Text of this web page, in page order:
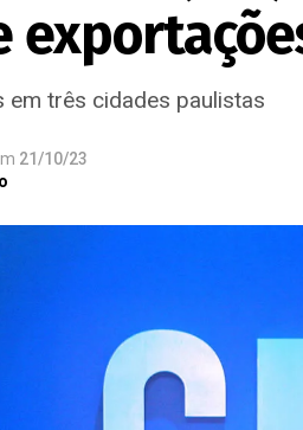
em três cidades paulistas
21/10/23